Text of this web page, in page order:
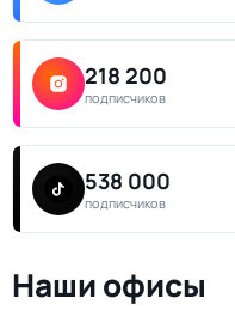
218 200
подписчиков
538 000
подписчиков
Наши офисы